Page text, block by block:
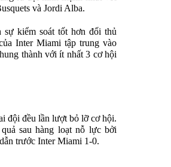
và Jordi Alba.
kiểm soát tốt hơn đối thủ
Inter Miami tập trung vào
thành với ít nhất 3 cơ hội
đội đều lần lượt bỏ lỡ cơ hội.
sau hàng loạt nỗ lực bởi
trước Inter Miami 1-0.